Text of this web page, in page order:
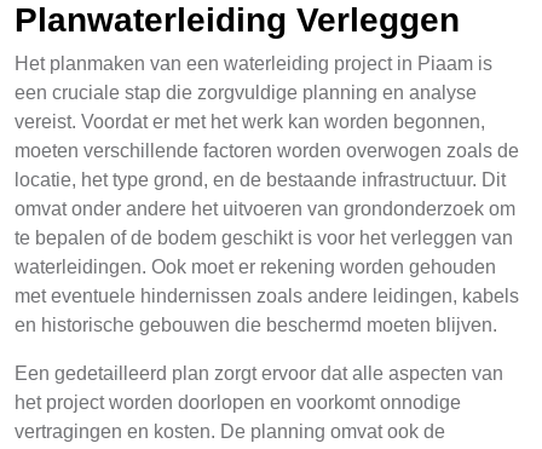
Planwaterleiding Verleggen
Het planmaken van een waterleiding project in Piaam is
een cruciale stap die zorgvuldige planning en analyse
vereist. Voordat er met het werk kan worden begonnen,
moeten verschillende factoren worden overwogen zoals de
locatie, het type grond, en de bestaande infrastructuur. Dit
omvat onder andere het uitvoeren van grondonderzoek om
te bepalen of de bodem geschikt is voor het verleggen van
waterleidingen. Ook moet er rekening worden gehouden
met eventuele hindernissen zoals andere leidingen, kabels
en historische gebouwen die beschermd moeten blijven.
Een gedetailleerd plan zorgt ervoor dat alle aspecten van
het project worden doorlopen en voorkomt onnodige
vertragingen en kosten. De planning omvat ook de